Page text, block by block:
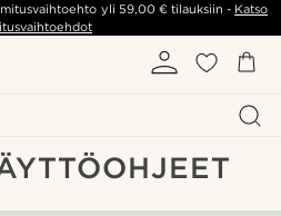
yli 59,00 €tilauksiin - Katso